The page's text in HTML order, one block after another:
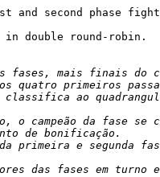
second phase
in double round-robin.
fases, mais finais do
primeiros
ao
o campeão da fase se
de bonificação.
primeira e segunda
das fases em turno